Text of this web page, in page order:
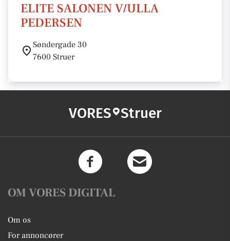
ELITE SALONEN V/ULLA
PEDERSEN
Søndergade 30
7600 Struer
VORES Struer
OM VORES DIGITAL
Om os
For annoncører